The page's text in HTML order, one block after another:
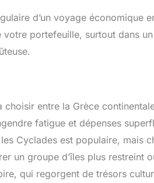
d’un voyage économique
votre portefeuille, surtout dans
entre la Grèce
fatigue et dépenses
Cyclades est populaire, mais
un groupe d’îles plus restreint
qui regorgent de trésors